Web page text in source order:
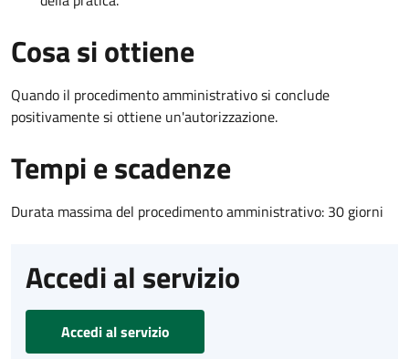
Cosa si ottiene
Quando il procedimento amministrativo si conclude
positivamente si ottiene un'autorizzazione.
Tempi e scadenze
Durata massima del procedimento amministrativo: 30 giorni
Accedi al servizio
Accedi al servizio